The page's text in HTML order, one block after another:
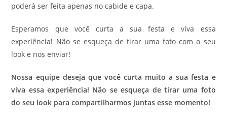
poderá ser feita apenas no cabide e capa.
Esperamos que você curta a sua festa e viva essa
experiência! Não se esqueça de tirar uma foto com o seu
look e nos enviar!
Nossa equipe deseja que você curta muito a sua festa e
viva essa experiência! Não se esqueça de tirar uma foto
do seu look para compartilharmos juntas esse momento!